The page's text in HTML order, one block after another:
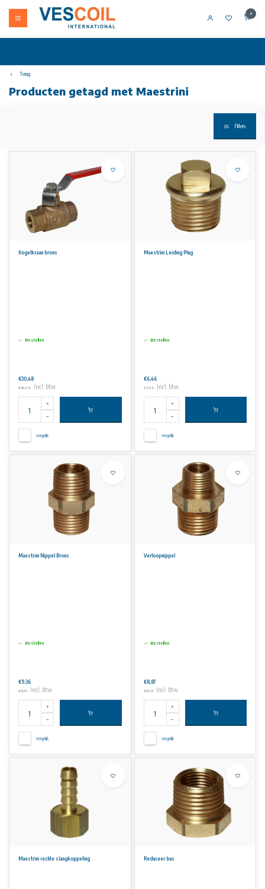
0
Terug
Producten getagd met Maestrini
Filters
Kogelkraan brons
Bestellen
€30,48
€36,88 Incl. btw
Vergelijk
Maestrini Leiding Plug
Bestellen
€6,46
€7,82 Incl. btw
Vergelijk
Maestrini Nippel Brons
Bestellen
€9,36
€11,33 Incl. btw
Vergelijk
Verloopnippel
Bestellen
€8,87
€10,73 Incl. btw
Vergelijk
Maestrini rechte slangkoppeling Reduceer bus